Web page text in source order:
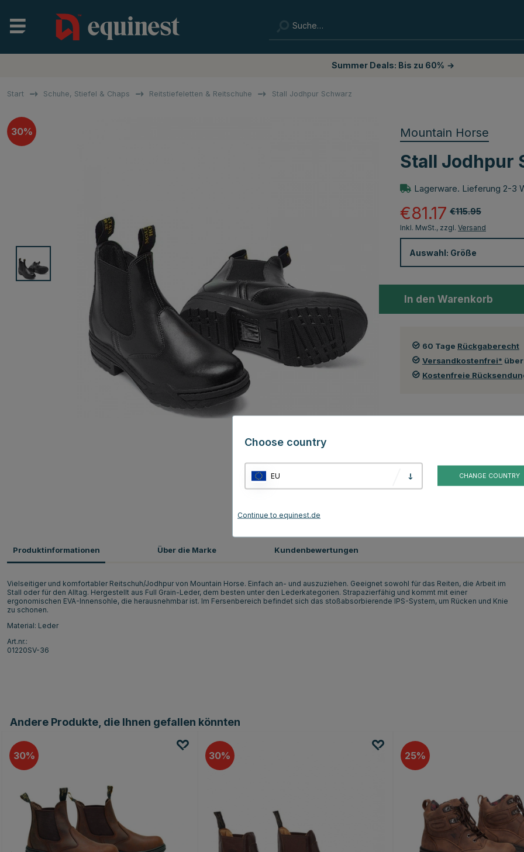
Summer Deals: Bis zu 60% →
Start Schuhe, Stiefel & Chaps Reitstiefeletten & Reitschuhe Stall Jodhpur Schwarz
30% Mountain Horse
Stall Jodhpur
Lagerware. Lieferung 2-3
€115.95
€81.17
Inkl. MwSt., zzgl. Versand
Auswahl: Größe
In den Warenkorb
60 Tage Rückgaberecht
Versandkostenfrei*
Kostenfreie
Produktinformationen
Vielseitiger und komfortabler Reitschuh/Jodhpur von Mountain Horse. Einfach an- und auszuziehen. Geeignet sowohl für das Reiten, die Arbeit im
Stall oder für den Alltag. Hergestellt aus Full Grain-Leder, dem besten unter den Lederkategorien. Strapazierfähig und kommt mit einer
ergonomischen EVA-Innensohle, die herausnehmbar ist. Im Fersenbereich befindet sich das stoßabsorbierende IPS-System, um Rücken und Knie
zu schonen.
Material: Leder
Art.nr.:
01220SV-36
Über die Marke Kundenbewertungen
Andere Produkte, die Ihnen gefallen könnten
30 30 25
Choose country
EU CHANGE COUNTRY
Continue to equinest.de